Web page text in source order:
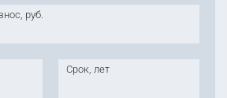
руб.
Срок, лет